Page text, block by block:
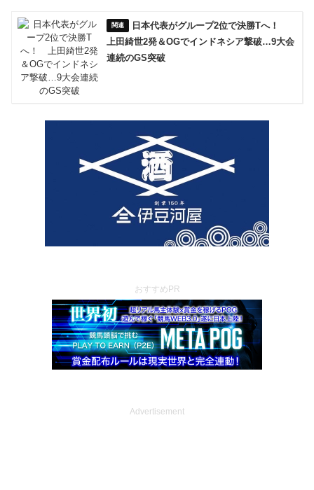
日本代表がグループ2位で決勝Tへ！
上田綺世2発＆OGでインドネシア撃破…9大会
連続のGS突破
おすすめPR
Advertisement